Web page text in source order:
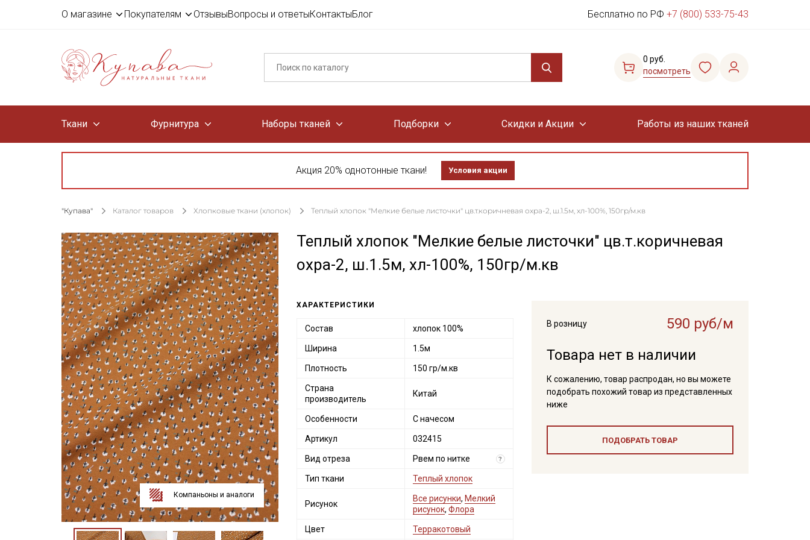
О магазине Покупателям ОтзывыВопросы и ответыКонтактыБлог Бесплатно по РФ +7 (800) 533-75-43
0 руб.
посмотреть
Ткани Фурнитура Наборы тканей Подборки Скидки и Акции Работы из наших тканей
Акция 20% однотонные ткани! Условия акции
"Купава" Каталог товаров Хлопковые ткани (хлопок) Теплый хлопок "Мелкие белые листочки" цв.т.коричневая охра-2, ш.1.5м, хл-100%, 150гр/м.кв
Компаньоны и аналоги
Теплый хлопок "Мелкие белые листочки" цв.т.коричневая
охра-2, ш.1.5м, хл-100%, 150гр/м.кв
В розницу
590 руб/м
Товара нет в наличии
К сожалению, товар распродан, но вы можете
подобрать похожий товар из представленных
ниже
ПОДОБРАТЬ ТОВАР
ХАРАКТЕРИСТИКИ
Состав хлопок 100%
Ширина 1.5м
Плотность 150 гр/м.кв
Страна
производитель
Китай
Особенности С начесом
Артикул 032415
Вид отреза Рвем по нитке ?
Тип ткани Теплый хлопок
Рисунок
Все рисунки, Мелкий
рисунок, Флора
Цвет Терракотовый